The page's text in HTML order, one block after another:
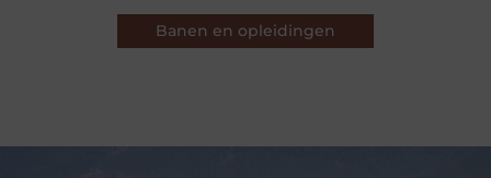
Banen en opleidingen